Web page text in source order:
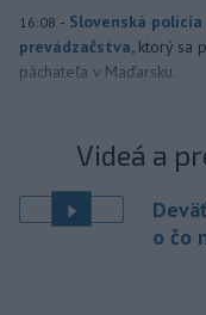
16:08 - Slovenská
prevádzačstva, ktorý sa
páchateľa v Maďarsku.
Videá a
o čo